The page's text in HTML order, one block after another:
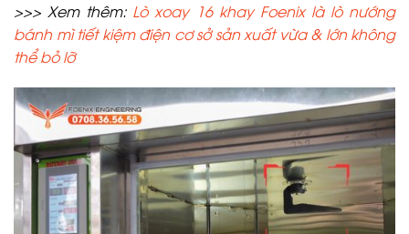
>>> Xem thêm: Lò xoay 16 khay Foenix là lò nướng
bánh mì tiết kiệm điện cơ sở sản xuất vừa & lớn không
thể bỏ lỡ